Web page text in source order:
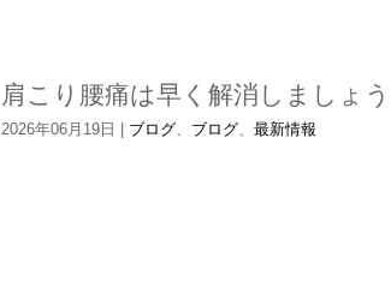
肩こり腰痛は早く解消しましょう
2026年06月19日 ブログ、 ブログ、 最新情報